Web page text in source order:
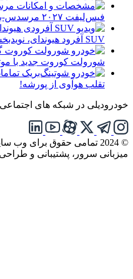
فیس‌لیفت ۲۰۲۷ مرسدس-بنز GLE کوپه معرفی شد
SUV آفرود هیوندای، نویدبخش یک آینده مهیج!
شورولت کوروت جدید با
تقلب هوآوی از پورشه!
خودرودیلی در شبکه های
© 2024 تمامی حقوق برای وب سایت خودرودیلی محفوظ است.
میزبانی سرور، پشتیبانی و